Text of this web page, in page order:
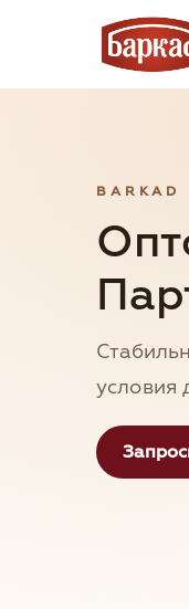
BARKAD
условия